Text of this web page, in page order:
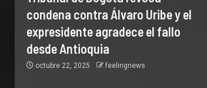
condena contra Álvaro Uribe y el
expresidente agradece el fallo
desde Antioquia
octubre 22, 2025 feelingnews